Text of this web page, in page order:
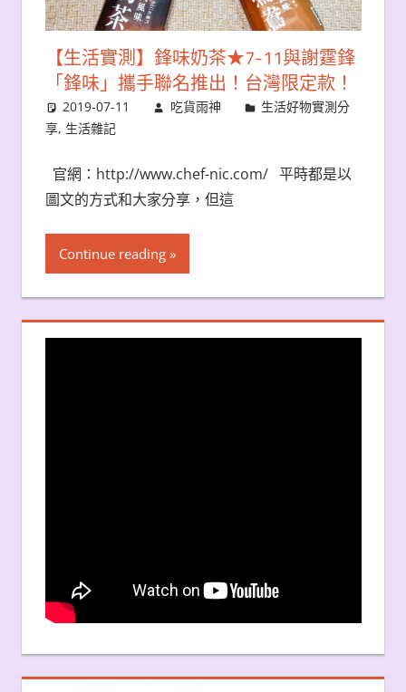
【生活實測】鋒味奶茶★7-11與謝霆鋒
「鋒味」攜手聯名推出！台灣限定款！
2019-07-11 吃貨雨神
生活好物實測分
享, 生活雜記
官網：http://www.chef-nic.com/ 平時都是以
圖文的方式和大家分享，但這
Continue reading